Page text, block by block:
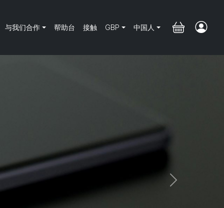
与我们合作 帮助台 接触 GBP 中国人
Next